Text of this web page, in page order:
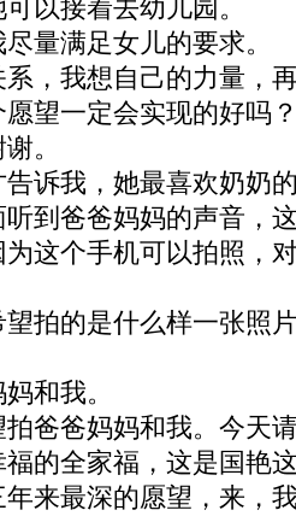
以接着去幼儿园。
满足女儿的要求。
我想自己的力量，
望一定会实现的好吗
。
我，她最喜欢奶奶
到爸爸妈妈的声音，
这个手机可以拍照，
的是什么样一张照
和我。
爸妈妈和我。今天
的全家福，这是国艳
来最深的愿望，来，